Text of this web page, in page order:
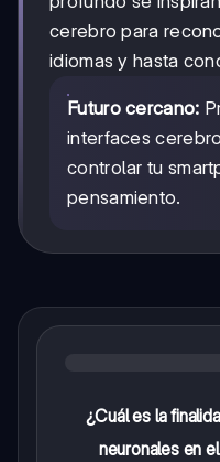
cerebro para
idiomas y hasta
Futuro cercano:
interfaces
controlar tu
pensamiento.
¿Cuál es la
neuronales en